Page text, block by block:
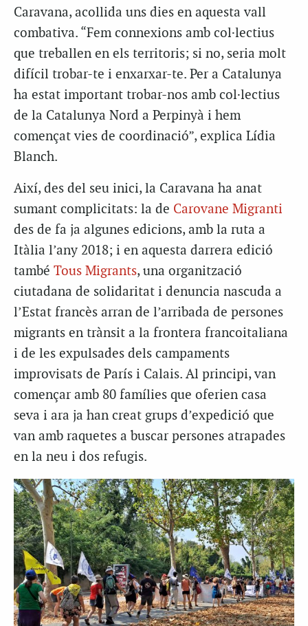
Caravana, acollida uns dies en aquesta vall
combativa. “Fem connexions amb col·lectius
que treballen en els territoris; si no, seria molt
difícil trobar-te i enxarxar-te. Per a Catalunya
ha estat important trobar-nos amb col·lectius
de la Catalunya Nord a Perpinyà i hem
començat vies de coordinació”, explica Lídia
Blanch.
Així, des del seu inici, la Caravana ha anat
sumant complicitats: la de Carovane Migranti
des de fa ja algunes edicions, amb la ruta a
Itàlia l’any 2018; i en aquesta darrera edició
també Tous Migrants, una organització
ciutadana de solidaritat i denuncia nascuda a
l’Estat francès arran de l’arribada de persones
migrants en trànsit a la frontera francoitaliana
i de les expulsades dels campaments
improvisats de París i Calais. Al principi, van
començar amb 80 famílies que oferien casa
seva i ara ja han creat grups d’expedició que
van amb raquetes a buscar persones atrapades
en la neu i dos refugis.